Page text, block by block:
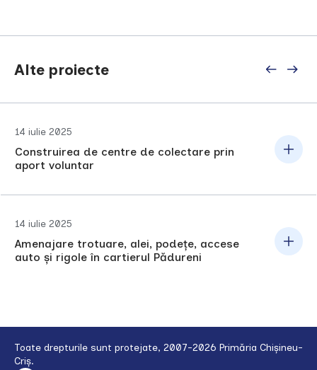
Alte proiecte
14 iulie 2025
Construirea de centre de colectare prin
aport voluntar
14 iulie 2025
Amenajare trotuare, alei, podețe, accese
auto și rigole în cartierul Pădureni
Toate drepturile sunt protejate, 2007-2026 Primăria Chișineu-
Criș.